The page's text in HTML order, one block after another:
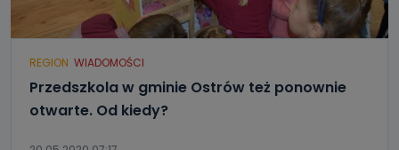
REGION WIADOMOŚCI
Przedszkola w gminie Ostrów też ponownie
otwarte. Od kiedy?